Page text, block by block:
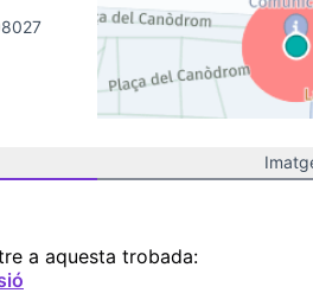
a aquesta trobada: